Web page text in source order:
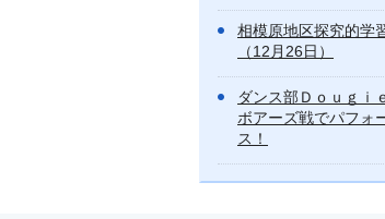
相模原地区探究的学
（12月26日）
ダンス部Ｄｏｕｇｉ
ボアーズ戦でパフォ
ス！